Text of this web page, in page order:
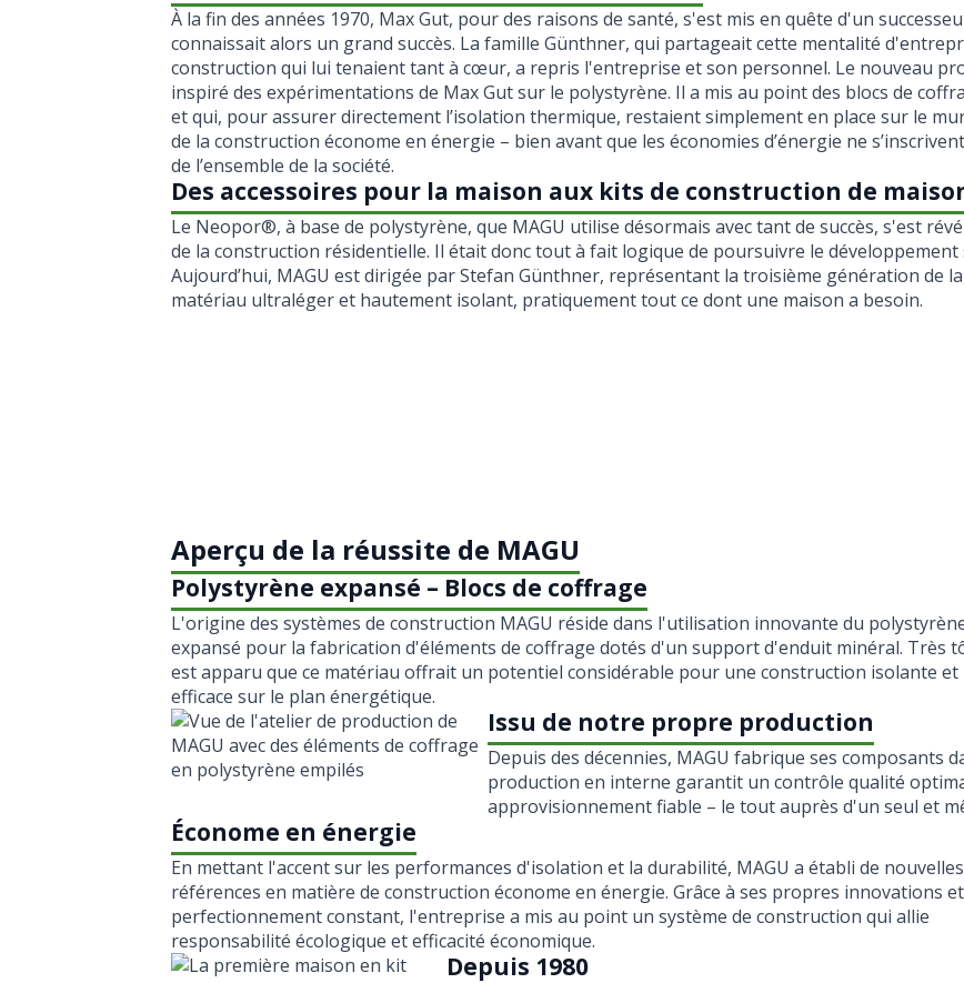
À la fin des années 1970, Max Gut, pour des raisons de santé, s'est mis en quête d'un
connaissait alors un grand succès. La famille Günthner, qui partageait cette mentalité
construction qui lui tenaient tant à cœur, a repris l'entreprise et son personnel. Le nouveau
inspiré des expérimentations de Max Gut sur le polystyrène. Il a mis au point des blocs de
et qui, pour assurer directement l’isolation thermique, restaient simplement en place sur le
de la construction économe en énergie – bien avant que les économies d’énergie ne
de l’ensemble de la société.
Des accessoires pour la maison aux kits de construction de
Le Neopor®, à base de polystyrène, que MAGU utilise désormais avec tant de succès, s'est
de la construction résidentielle. Il était donc tout à fait logique de poursuivre le
Aujourd’hui, MAGU est dirigée par Stefan Günthner, représentant la troisième génération de
matériau ultraléger et hautement isolant, pratiquement tout ce dont une maison a besoin.
Aperçu de la réussite de MAGU
Polystyrène expansé – Blocs de coffrage
L'origine des systèmes de construction MAGU réside dans l'utilisation innovante du
expansé pour la fabrication d'éléments de coffrage dotés d'un support d'enduit minéral. Très
est apparu que ce matériau offrait un potentiel considérable pour une construction isolante et
efficace sur le plan énergétique.
Issu de notre propre production
Depuis des décennies, MAGU fabrique ses composants
production en interne garantit un contrôle qualité
approvisionnement fiable – le tout auprès d'un seul et
Économe en énergie
En mettant l'accent sur les performances d'isolation et la durabilité, MAGU a établi de nouvelles
références en matière de construction économe en énergie. Grâce à ses propres innovations
perfectionnement constant, l'entreprise a mis au point un système de construction qui allie
responsabilité écologique et efficacité économique.
Depuis 1980